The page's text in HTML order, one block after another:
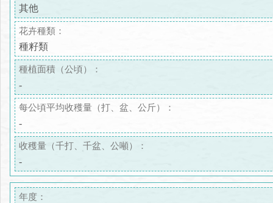
其他
花卉種類：
種籽類
種植面積（公頃）：
-
每公頃平均收穫量（打、盆、公斤）：
-
收穫量（千打、千盆、公噸）：
-
年度：